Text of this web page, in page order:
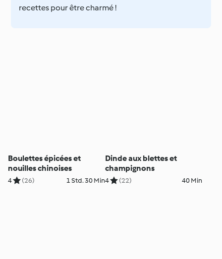
recettes pour être charmé !
Boulettes épicées et
nouilles chinoises
4 (26) 1 Std. 30 Min
Dinde aux blettes et
champignons
4 (22) 40 Min